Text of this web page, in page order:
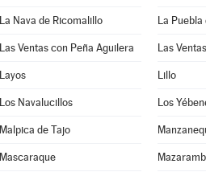
La Nava de Ricomalillo La Puebla
Las Ventas con Peña Aguilera Las
Layos Lillo
Los Navalucillos Los
Malpica de Tajo
Mascaraque